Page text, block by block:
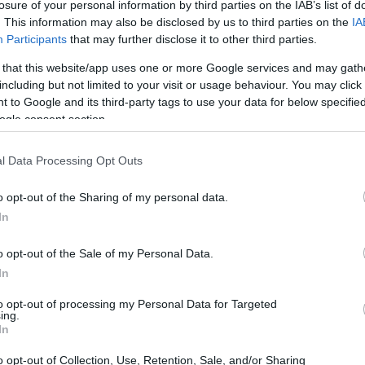
of your personal information by third parties on the IAB’s list of
This information may also be disclosed by us to third parties on the
Participants that may further disclose it to other third parties.
that this website/app uses one or more Google services and may
but not limited to your visit or usage behaviour. You may
to Google and its third-party tags to use your data for below
consent section.
Data Processing Opt Outs
opt-out of the Sharing of my personal data.
opt-out of the Sale of my Personal Data.
opt-out of processing my Personal Data for Targeted
opt-out of Collection, Use, Retention, Sale, and/or Sharing
la Unión Europea se encuentra ante un dilema
Rusia para que detenga la guerra en Ucrania se
al inicio del conflicto, muchos pensaban que
como bien sabemos, la realidad es mucho más
en una carrera contra el tiempo para lanzar un
que podría marcar un punto de inflexión en esta
apoyo unánime
presionar a Putin para que acepte un alto el
de los Estados Miembros. Sin embargo, la
algunos países, como Hungría, que ha manifestado
sugieren que, a pesar de las tensiones,
Pero la Comisión Europea no se queda de